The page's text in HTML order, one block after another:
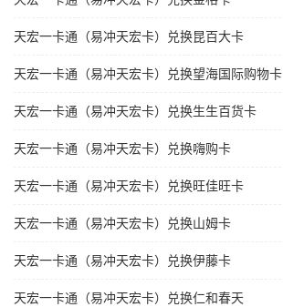
天宏一卡通（易冲天宏卡）兑换昆百大卡
天宏一卡通（易冲天宏卡）兑换望海国际购物卡
天宏一卡通（易冲天宏卡）兑换生生百货卡
天宏一卡通（易冲天宏卡）兑换嗨购卡
天宏一卡通（易冲天宏卡）兑换旺佳旺卡
天宏一卡通（易冲天宏卡）兑换山姆卡
天宏一卡通（易冲天宏卡）兑换伊藤卡
天宏一卡通（易冲天宏卡）兑换仁和春天